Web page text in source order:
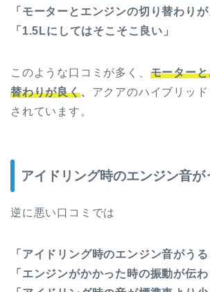
「モーターとエンジンの切り替わりが
「1.5Lにしてはそこそこ良い」
このような口コミが多く、 モーター
替わりが良く、 アクアのハイブリッ
されています。
アイドリング時のエンジン音が
逆に悪い口コミでは
「アイドリング時のエンジン音がうる
「エンジンがかかった時の振動が伝わ